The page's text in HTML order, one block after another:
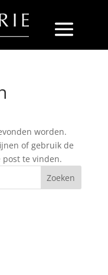
worden.
of gebruik de
post te vinden.